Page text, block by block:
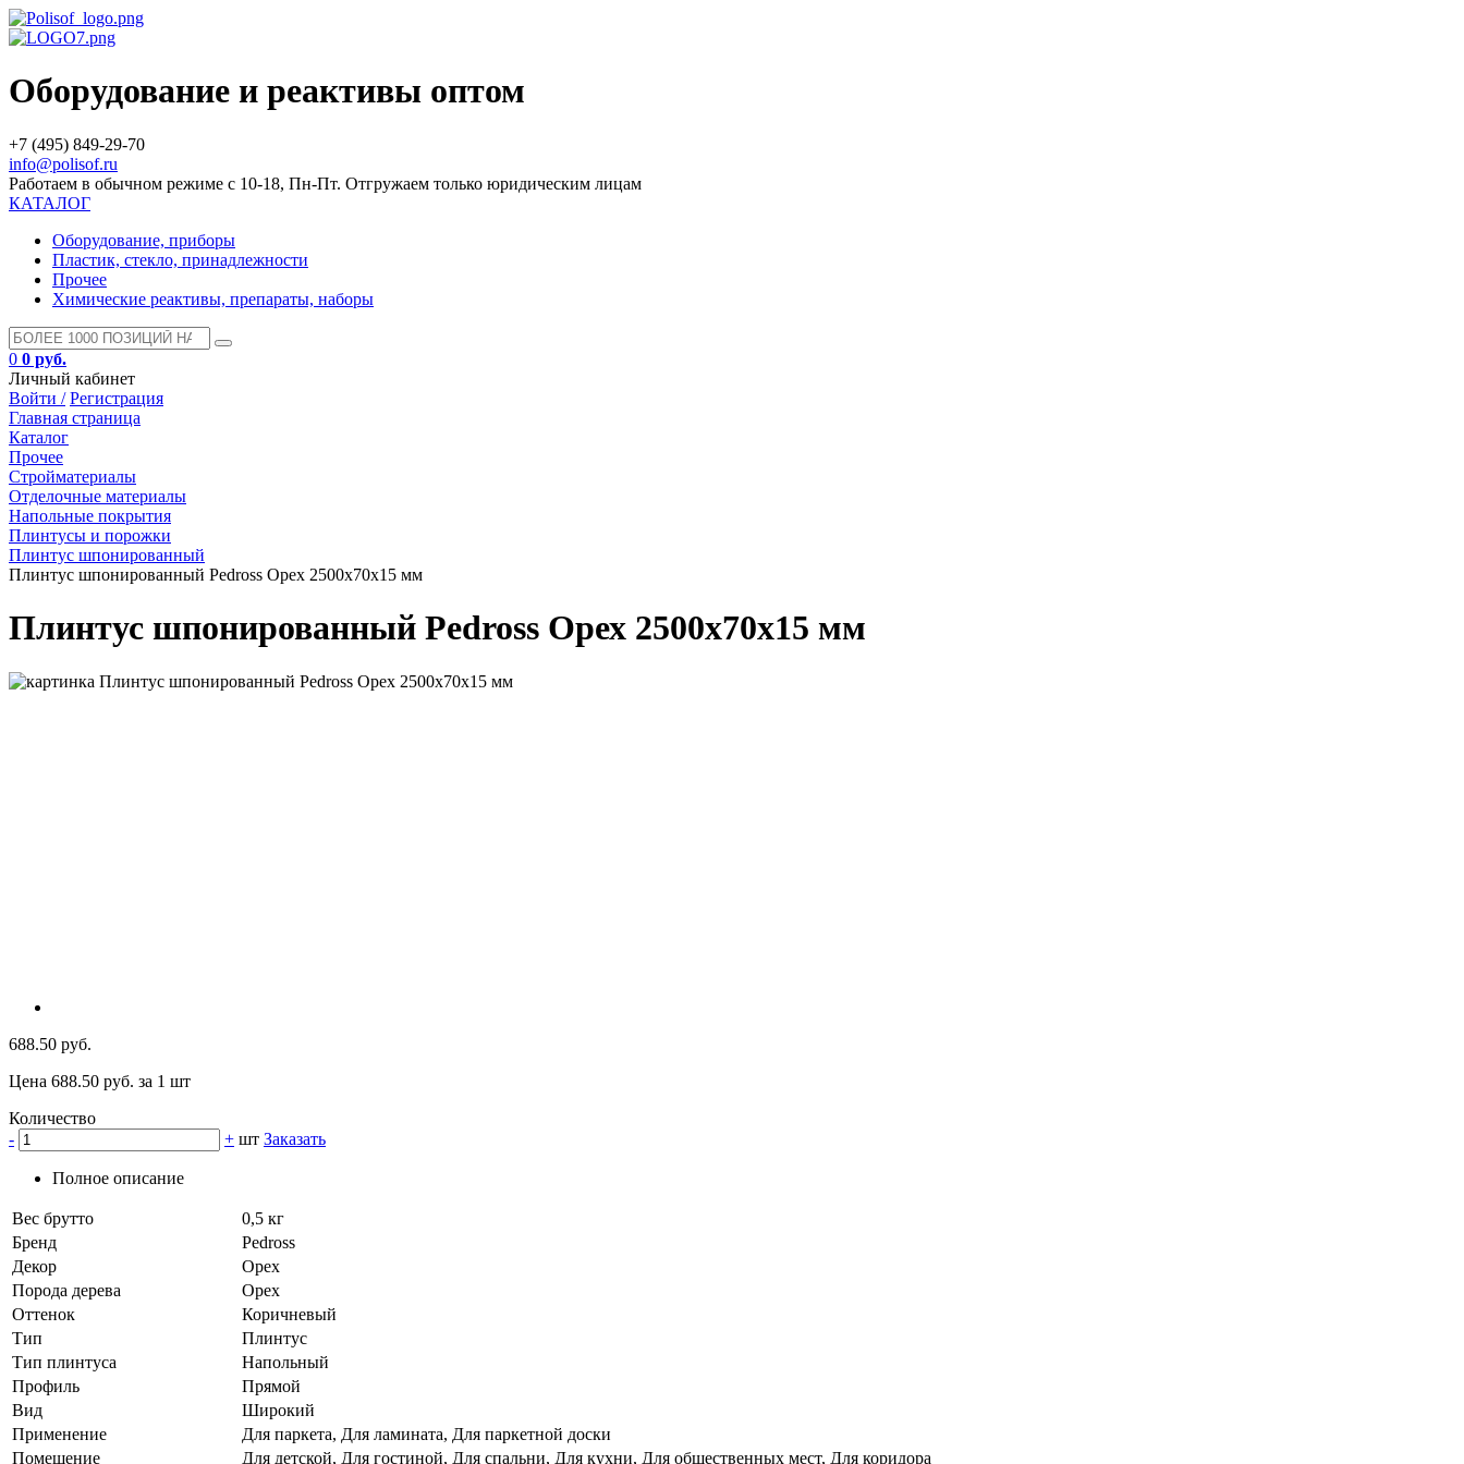
Оборудование и реактивы оптом
+7 (495) 849-29-70
info@polisof.ru
Работаем в обычном режиме с 10-18, Пн-Пт. Отгружаем только юридическим лицам
КАТАЛОГ
Оборудование, приборы
Пластик, стекло, принадлежности
Прочее
Химические реактивы, препараты, наборы
0 0 руб.
Личный кабинет
Войти / Регистрация
Главная страница
Каталог
Прочее
Стройматериалы
Отделочные материалы
Напольные покрытия
Плинтусы и порожки
Плинтус шпонированный
Плинтус шпонированный Pedross Орех 2500х70х15 мм
Плинтус шпонированный Pedross Орех 2500х70х15 мм
688.50 руб.
Цена 688.50 руб. за 1 шт
Количество
-
+ шт Заказать
Полное описание
Вес брутто
0,5 кг
Бренд
Pedross
Декор
Орех
Порода дерева
Орех
Оттенок
Коричневый
Тип
Плинтус
Тип плинтуса
Напольный
Профиль
Прямой
Вид
Широкий
Применение
Для паркета, Для ламината, Для паркетной доски
Помещение
Для детской, Для гостиной, Для спальни, Для кухни, Для общественных мест, Для коридора